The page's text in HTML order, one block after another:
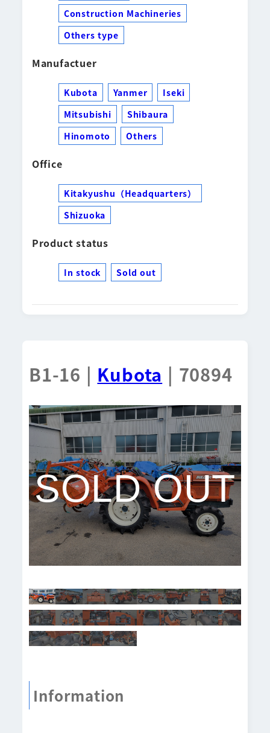
Construction Machineries
Others type
Manufactuer
Kubota Yanmer
Iseki
Mitsubishi
Shibaura
Hinomoto
Others
Office
Kitakyushu（Headquarters）
Shizuoka
Product status
In stock Sold out
B1-16 | Kubota | 70894
SOLD OUT
Information